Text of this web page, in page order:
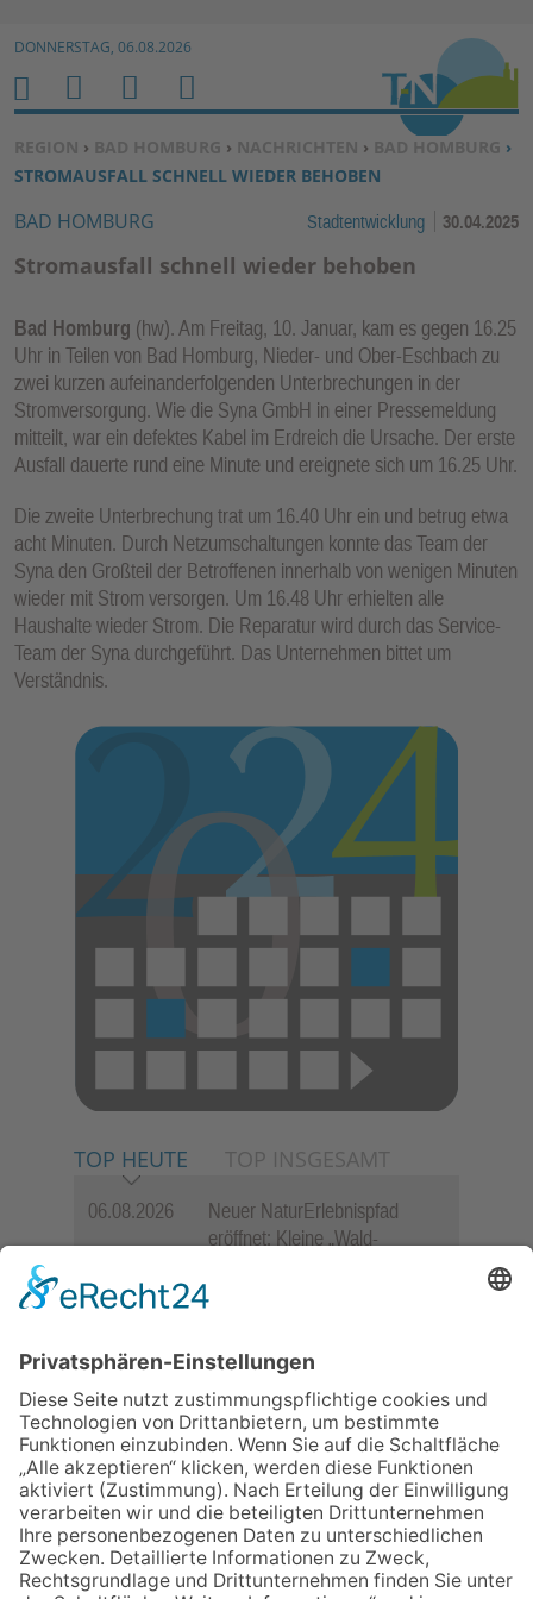
Zum Inhalt springen ↓
DONNERSTAG, 06.08.2026
SIE BEFINDEN SICH HIER:
REGION › BAD HOMBURG › NACHRICHTEN › BAD HOMBURG ›
STROMAUSFALL SCHNELL WIEDER BEHOBEN
BAD HOMBURG Stadtentwicklung 30.04.2025
Stromausfall schnell wieder behoben
Bad Homburg (hw). Am Freitag, 10. Januar, kam es gegen 16.25
Uhr in Teilen von Bad Homburg, Nieder- und Ober-Eschbach zu
zwei kurzen aufeinanderfolgenden Unterbrechungen in der
Stromversorgung. Wie die Syna GmbH in einer Pressemeldung
mitteilt, war ein defektes Kabel im Erdreich die Ursache. Der erste
Ausfall dauerte rund eine Minute und ereignete sich um 16.25 Uhr.
Die zweite Unterbrechung trat um 16.40 Uhr ein und betrug etwa
acht Minuten. Durch Netzumschaltungen konnte das Team der
Syna den Großteil der Betroffenen innerhalb von wenigen Minuten
wieder mit Strom versorgen. Um 16.48 Uhr erhielten alle
Haushalte wieder Strom. Die Reparatur wird durch das Service-
Team der Syna durchgeführt. Das Unternehmen bittet um
Verständnis.
TOP HEUTE TOP INSGESAMT
06.08.2026
Neuer NaturErlebnispfad
eröffnet: Kleine „Wald-
die Zukunft der Stadt
Königstein
06.08.2026
Gewinnspiel zum Start ins
Schuljahr
06.08.2026
„Rock auf der Burg“ lässt
Königstein beben
06.08.2026
„Freundschaft, das ist wie
Heimat“ – Lions-Präsident
Jürgen Rohrmann setzt auf
H
O
M
E
M
E
N
U
S
U
C
H
E
N
B
E
N
Z
R
F
U
N
K
TI
O
N
E
N